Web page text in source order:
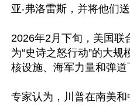
亚‧弗洛雷斯，并将他们
2026年2月下旬，美国联
为“史诗之怒行动”的大
核设施、海军力量和弹道
专家认为，川普在南美